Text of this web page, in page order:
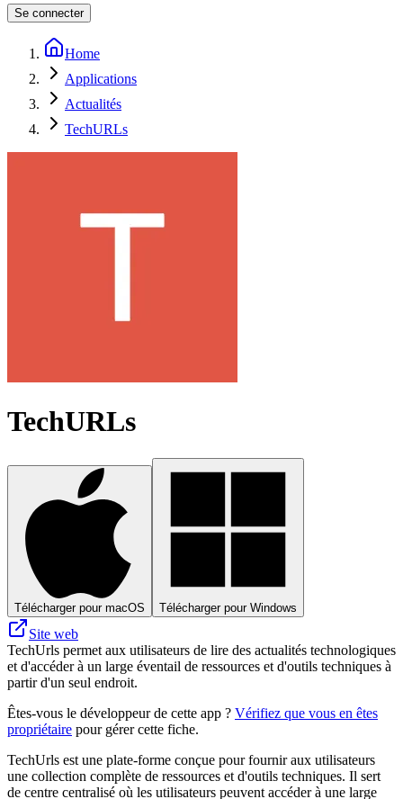
Se connecter
Home
Applications
Actualités
TechURLs
TechURLs
Télécharger pour macOS Télécharger pour Windows
Site web
TechUrls permet aux utilisateurs de lire des actualités technologiques
et d'accéder à un large éventail de ressources et d'outils techniques à
partir d'un seul endroit.
Êtes-vous le développeur de cette app ? Vérifiez que vous en êtes
propriétaire pour gérer cette fiche.
TechUrls est une plate-forme conçue pour fournir aux utilisateurs
une collection complète de ressources et d'outils techniques. Il sert
de centre centralisé où les utilisateurs peuvent accéder à une large